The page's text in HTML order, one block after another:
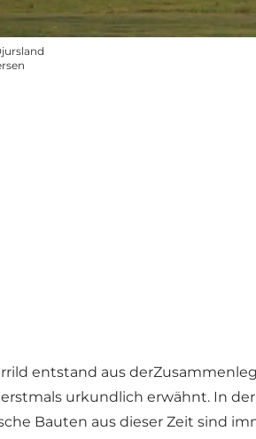
entstand aus
urkundlich erwähnt. In
Bauten aus dieser Zeit sind